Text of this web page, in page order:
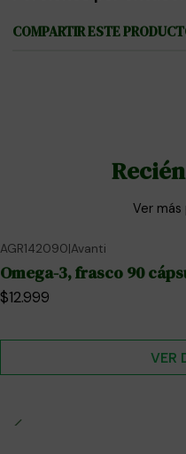
COMPARTIR ESTE
Ver
AGR142090|Avanti
Omega-3, frasco 90
$12.999
VER